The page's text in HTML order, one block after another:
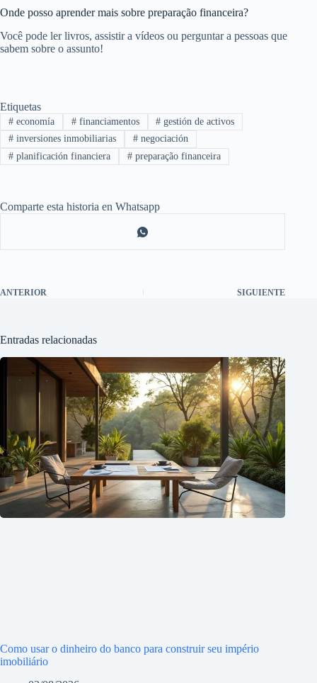
Onde posso aprender mais sobre preparação financeira?
Você pode ler livros, assistir a vídeos ou perguntar a pessoas que
sabem sobre o assunto!
Etiquetas
#economía #financiamentos # gestión de activos
#inversiones inmobiliarias #negociación
#planificación financiera #preparação financeira
Comparte esta historia en Whatsapp
ANTERIOR SIGUIENTE
Entradas relacionadas
Como usar o dinheiro do banco para construir seu império
imobiliário